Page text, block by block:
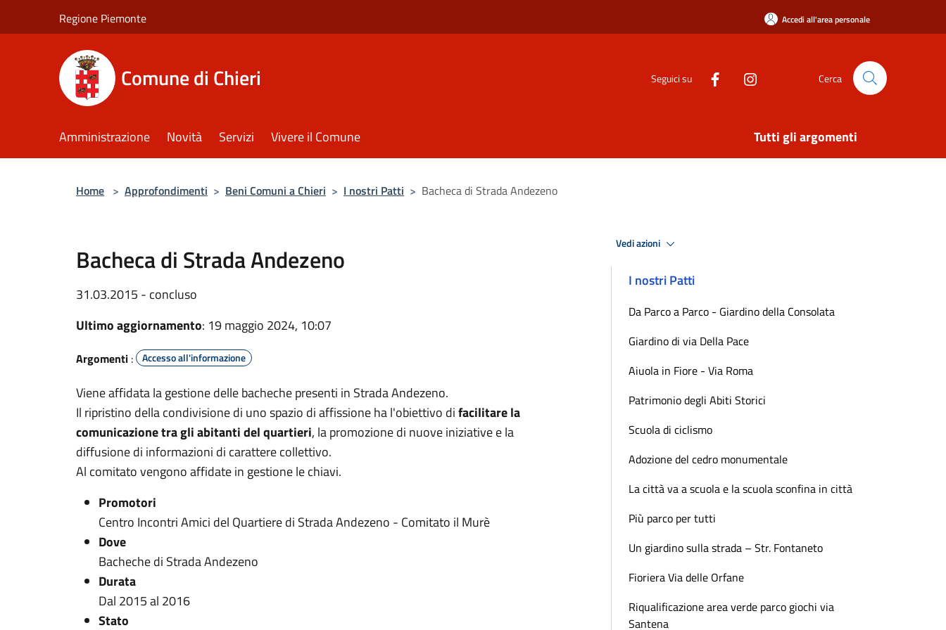
Regione Piemonte Accedi all'area personale
Comune di Chieri Seguici su Cerca
Amministrazione Novità Servizi Vivere il Comune Tutti gli argomenti
Home > Approfondimenti > Beni Comuni a Chieri > I nostri Patti > Bacheca di Strada Andezeno
Bacheca di Strada Andezeno
31.03.2015 - concluso
Ultimo aggiornamento: 19 maggio 2024, 10:07
Argomenti : Accesso all'informazione
Viene affidata la gestione delle bacheche presenti in Strada Andezeno.
Il ripristino della condivisione di uno spazio di affissione ha l'obiettivo difacilitare la
comunicazione tra gli abitanti del quartieri, la promozione di nuove iniziative e la
diffusione di informazioni di carattere collettivo.
Al comitato vengono affidate in gestione le chiavi.
Promotori
Centro Incontri Amici del Quartiere di Strada Andezeno - Comitato il Murè
Dove
Bacheche di Strada Andezeno
Durata
Dal 2015 al 2016
Stato
Vedi azioni
I nostri Patti
Da Parco a Parco - Giardino della Consolata
Giardino di via Della Pace
Aiuola in Fiore - Via Roma
Patrimonio degli Abiti Storici
Scuola di ciclismo
Adozione del cedro monumentale
La città va a scuola e la scuola sconfina in città
Più parco per tutti
Un giardino sulla strada – Str. Fontaneto
Fioriera Via delle Orfane
Riqualificazione area verde parco giochi via
Santena